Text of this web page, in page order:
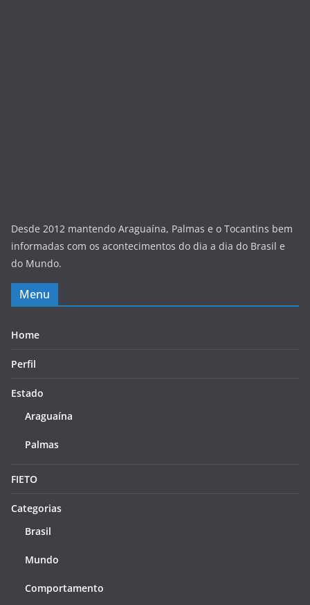
Desde 2012 mantendo Araguaína, Palmas e o Tocantins bem
informadas com os acontecimentos do dia a dia do Brasil e
do Mundo.
Menu
Home
Perfil
Estado
Araguaína
Palmas
FIETO
Categorias
Brasil
Mundo
Comportamento